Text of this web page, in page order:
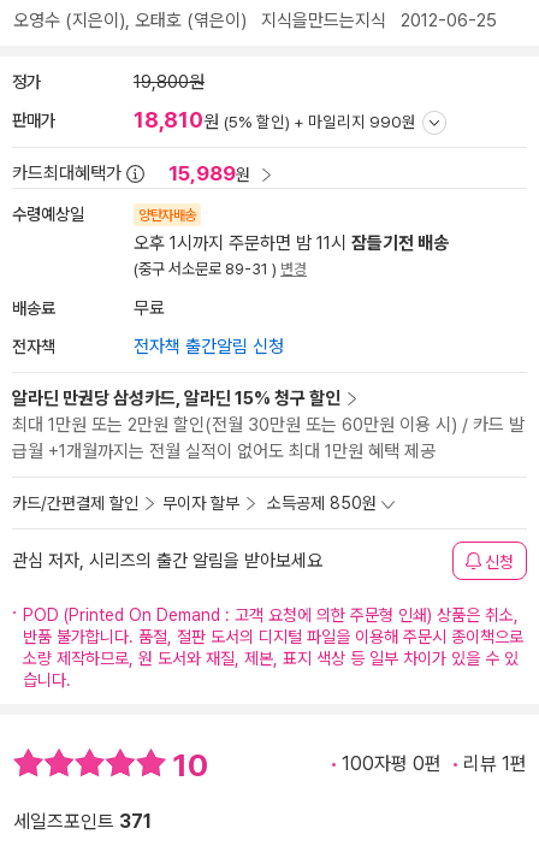
오영수 (지은이), 오태호 (엮은이) 지식을만드는지식 2012-06-25
정가 19,800원
판매가 18,810원 (5% 할인) + 마일리지 990원
카드최대혜택가 15,989원
수령예상일 양탄자배송
오후 1시까지 주문하면 밤 11시 잠들기전 배송
(중구 서소문로 89-31 ) 변경
배송료 무료
전자책 전자책 출간알림 신청
알라딘 만권당 삼성카드, 알라딘 15% 청구 할인
최대 1만원 또는 2만원 할인(전월 30만원 또는 60만원 이용 시) / 카드 발
급월 +1개월까지는 전월 실적이 없어도 최대 1만원 혜택 제공
카드/간편결제 할인 무이자 할부 소득공제 850원
관심 저자, 시리즈의 출간 알림을 받아보세요 신청
POD (Printed On Demand : 고객 요청에 의한 주문형 인쇄) 상품은 취소,
반품 불가합니다. 품절, 절판 도서의 디지털 파일을 이용해 주문시 종이책으로
소량 제작하므로, 원 도서와 재질, 제본, 표지 색상 등 일부 차이가 있을 수 있
습니다.
10 100자평 0편 리뷰 1편
세일즈포인트 371